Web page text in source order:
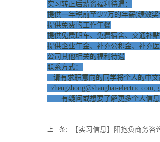
实习转正后薪资福利待遇：
提供一年税前至少7万的年薪(绩效
提供免费的工作午餐
提供免费班车、免费宿舍、交通补
提供企业年金、补充公积金、补充
公司其他相关的福利待遇
联系方式：
请有求职意向的同学将个人的中文
zhengzhong@shanghai-electric.com;
有疑问或想要了解更多个人信息
上一条： 【实习信息】阳抱负商务